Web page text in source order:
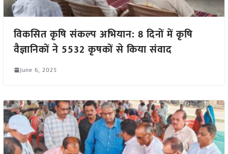
विकसित कृषि संकल्प अभियान: 8 दिनों में कृषि
वैज्ञानिकों ने 5532 कृषकों से किया संवाद
June 6, 2025